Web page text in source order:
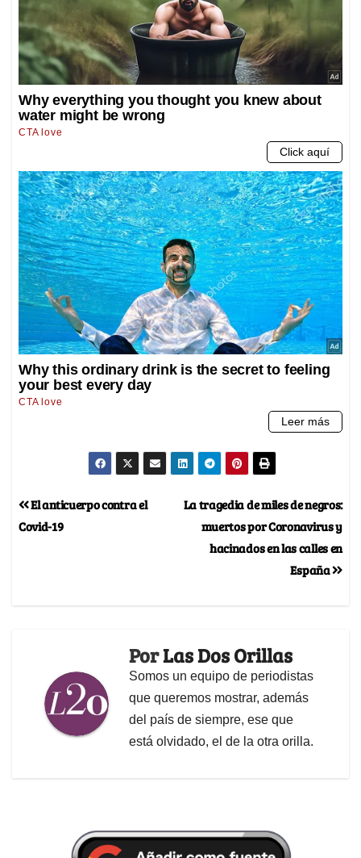
La tragedia de miles de negros:
muertos por Coronavirus y
hacinados en las calles en
España
El anticuerpo contra el
Covid-19
PorLas Dos Orillas
Somos un equipo de periodistas
que queremos mostrar, además
del país de siempre, ese que
está olvidado, el de la otra orilla.